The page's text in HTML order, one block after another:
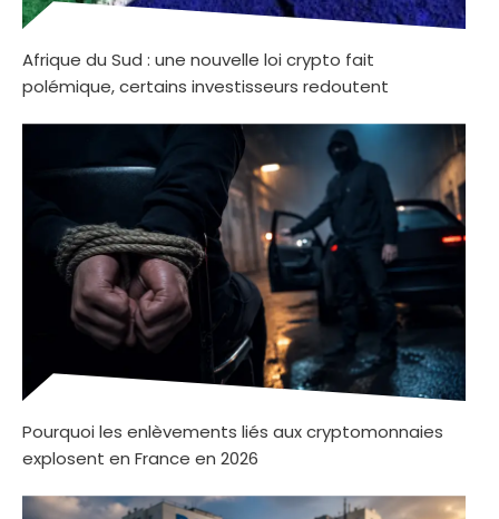
Afrique du Sud : une nouvelle loi crypto fait
polémique, certains investisseurs redoutent
Pourquoi les enlèvements liés aux cryptomonnaies
explosent en France en 2026